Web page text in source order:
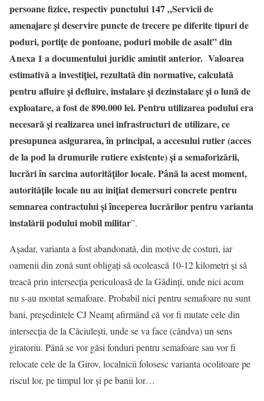
persoane fizice, respectiv punctului 147 „Servicii de
amenajare şi deservire puncte de trecere pe diferite tipuri de
poduri, portiţe de pontoane, poduri mobile de asalt” din
Anexa 1 a documentului juridic amintit anterior. Valoarea
estimativă a investiției, rezultată din normative, calculată
pentru afluire și defluire, instalare și dezinstalare și o lună de
exploatare, a fost de 890.000 lei.Pentru utilizarea podului era
necesară și realizarea unei infrastructuri de utilizare, ce
presupunea asigurarea, în principal, a accesului rutier (acces
de la pod la drumurile rutiere existente) și a semaforizării,
lucrări în sarcina autorităților locale.Până la acest moment,
autoritățile locale nu au inițiat demersuri concrete pentru
semnarea contractului și începerea lucrărilor pentru varianta
instalării podului mobil militar”.
Așadar, varianta a fost abandonată, din motive de costuri, iar
oamenii din zonă sunt obligați să ocolească 10-12 kilometri și să
treacă prin intersecția periculoasă de la Gâdinți, unde nici acum
nu s-au montat semafoare. Probabil nici pentru semafoare nu sunt
bani, președintele CJ Neamț afirmând că vor fi mutate cele din
intersecția de la Căciulești, unde se va face (cândva) un sens
giratoriu. Până se vor găsi fonduri pentru semafoare sau vor fi
relocate cele de la Girov, localnicii folosesc varianta ocolitoare pe
riscul lor, pe timpul lor și pe banii lor…